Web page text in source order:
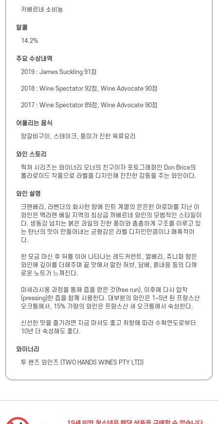
카베르네 소비뇽
알콜
14.2%
주요 수상내역
2019 : James Suckling 91점
2018 : Wine Spectator 92점, Wine Advocate 90점
2017 : Wine Spectator 89점, Wine Advocate 90점
어울리는 음식
양갈비구이, 스테이크, 풍미가 진한 육류요리
와인 스토리
픽쳐 시리즈는 와이너리 오너의 친구이자 포토그래퍼인 Don Brice의
폴라로이드 작품으로 라벨을 디자인해 잔잔한 감동을 주는 와인이다.
와인 설명
크랜베리, 라벤더의 화사한 향에 민트 계열의 은은한 아로마를 지닌 이
와인은 맥라렌 베일 지역의 최상급 까베르네 와인의 모범적인 스타일이
다. 생동감 넘치는 붉은 과일의 진한 풍미와 촘촘하게 구조를 이루고 있
는 탄닌의 맛이 만들어내는 균형감은 라벨 디자인만큼이나 매혹적이
다.
한 모금 마신 후 뒤를 이어 나타나는 레드커런트, 멀베리, 쥬니퍼 향은
와인에 깊이를 더해주며 끝 맛에서 말린 허브, 담배, 흙내음 등의 다채
로운 노트가 느껴진다.
마세라시옹 과정을 통해 즙을 얻은 것(free run), 이후에 다시 압착
(pressing)한 즙을 함께 사용한다. 대부분의 와인은 1~5년 된 프랑스산
오크통에서, 15% 가량의 와인은 프랑스산 새 오크통에서 숙성한다.
신선한 맛을 즐기려면 지금 마셔도 좋고 취향에 따라 수확연도로부터
10년 더 숙성해도 좋다.
와이너리
투 핸즈 와인즈 (TWO HANDS WINES PTY LTD)